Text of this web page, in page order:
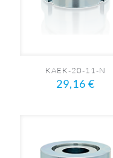
KAEK-20-11-N
29,16 €